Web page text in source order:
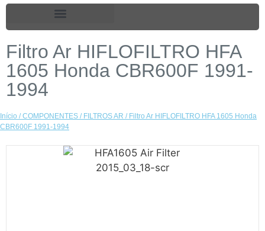
Filtro Ar HIFLOFILTRO HFA
1605 Honda CBR600F 1991-
1994
Início /COMPONENTES / FILTROS AR / Filtro Ar HIFLOFILTRO HFA 1605 Honda
CBR600F 1991-1994